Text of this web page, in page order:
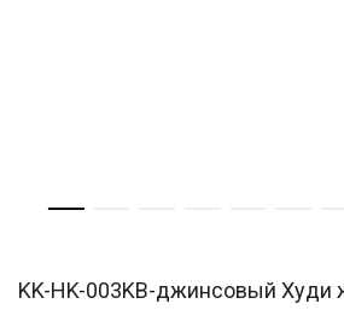
KK-HK-003KB-джинсовый Худи